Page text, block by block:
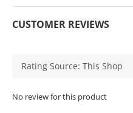
CUSTOMER REVIEWS
No review for this product